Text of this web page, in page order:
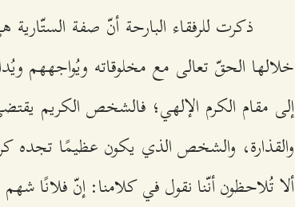
ذكرت للرفقاء البارحة أنّ صفة
خلالها الحقّ تعالى مع مخلوقاته ويُواجههم
إلى مقام الكرم الإلهي؛ فالشخص الكريم
والقذارة، والشخص الذي يكون عظيمًا تجده
ألا تُلاحظون أنّنا نقول في كلامنا: إنّ فلانًا